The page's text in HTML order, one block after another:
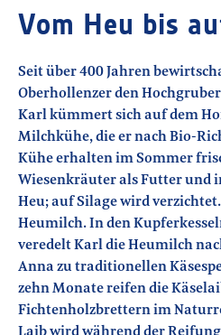
Vom Heu bis
Seit über 400 Jahren
Oberhollenzer den
Karl kümmert sich auf dem
Milchkühe, die er nach Bio-
Kühe erhalten im Sommer
Wiesenkräuter als Futter und
Heu; auf Silage wird
Heumilch. In den Kupferkesseln der eigenen Hofkäserei
veredelt Karl die Heumilch
Anna zu traditionellen
zehn Monate reifen die
Fichtenholzbrettern im